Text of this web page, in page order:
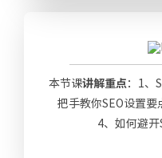
本节课讲解重点：1、
把手教你SEO设置
4、如何避